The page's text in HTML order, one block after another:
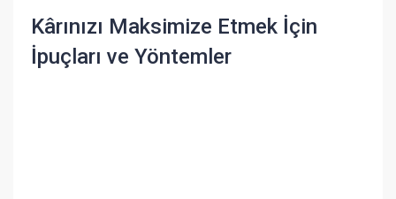
Kârınızı Maksimize Etmek İçin
İpuçları ve Yöntemler